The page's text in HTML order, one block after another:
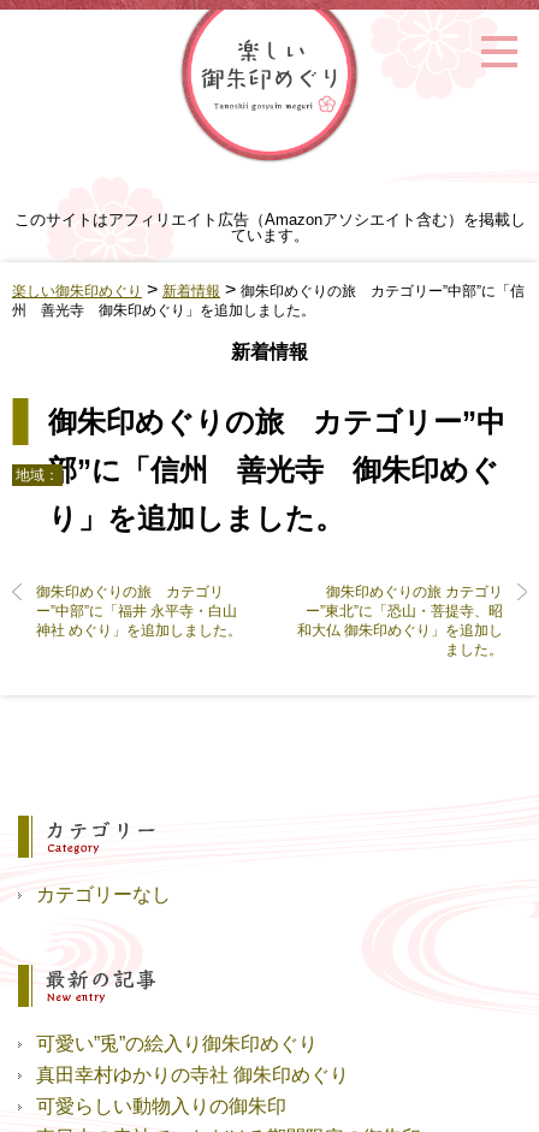
このサイトはアフィリエイト広告（Amazonアソシエイト含む）を掲載し
ています。
楽しい御朱印めぐり > 新着情報 > 御朱印めぐりの旅 カテゴリー”中部”に「信
州 善光寺 御朱印めぐり」を追加しました。
新着情報
御朱印めぐりの旅 カテゴリー”中
部”に「信州 善光寺 御朱印めぐ
り」を追加しました。
地域：
御朱印めぐりの旅 カテゴリ
ー”中部”に「福井 永平寺・白山
神社 めぐり」を追加しました。
御朱印めぐりの旅 カテゴリ
ー”東北”に「恐山・菩提寺、昭
和大仏 御朱印めぐり」を追加し
ました。
カテゴリーなし
可愛い”兎”の絵入り御朱印めぐり
真田幸村ゆかりの寺社 御朱印めぐり
可愛らしい動物入りの御朱印